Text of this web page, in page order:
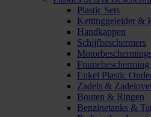
Plastic Sets
Kettinggeleider &
Handkappen
Schijfbeschermers
Framebescherming
Enkel Plastic
Zadels &
Bouten & Ringen
Benzinetanks &